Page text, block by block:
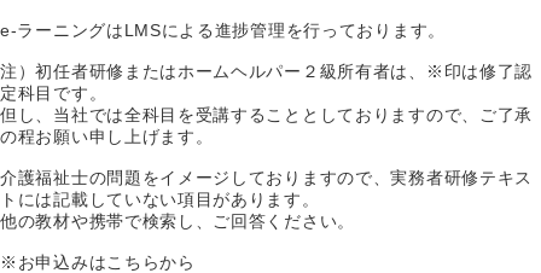
e-ラーニングはLMSによる進捗管理を行っております。
注）初任者研修またはホームヘルパー２級所有者は、※印は修了認
定科目です。
但し、当社では全科目を受講することとしておりますので、ご了承
の程お願い申し上げます。
介護福祉士の問題をイメージしておりますので、実務者研修テキス
トには記載していない項目があります。
他の教材や携帯で検索し、ご回答ください。
※お申込みはこちらから